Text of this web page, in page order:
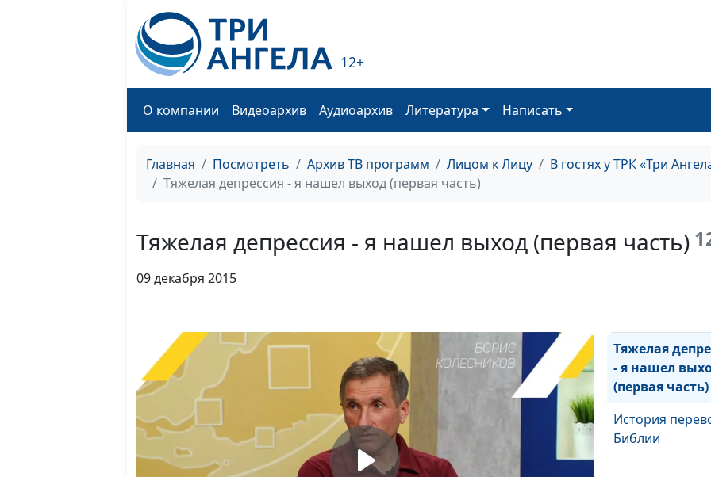
12+
О компании Видеоархив Аудиоархив Литература Написать
Главная Посмотреть Архив ТВ программ Лицом к Лицу
В гостях у ТРК «Три
Тяжелая депрессия - я нашел выход (первая часть)
Тяжелая депрессия - я нашел выход (первая часть)
09 декабря 2015
Счастье
Тяжелая
Тяжелая
- я нашел
(первая часть)
История
Библии